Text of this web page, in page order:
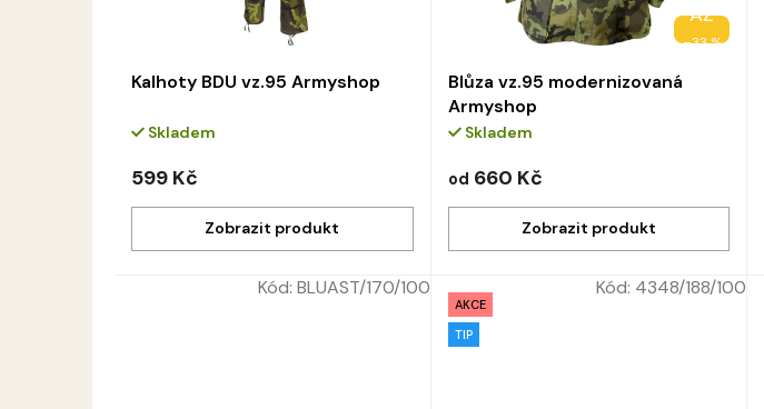
Kalhoty BDU vz.95 Armyshop
Skladem
599 Kč
AŽ
–33 %
Blůza vz.95 modernizovaná
Armyshop
Skladem
od 660 Kč
Kód: BLUAST/170/100
AKCE
TIP
Kód: 4348/188/100